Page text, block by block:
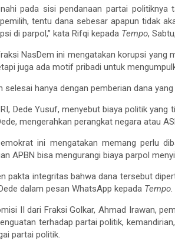
pada sisi pendanaan partai politiknya
tentu dana sebesar apapun tidak
di parpol,” kata Rifqi kepada Tempo,
NasDem ini mengatakan korupsi
juga ada motif pribadi untuk
selesai hanya dengan pemberian dana
Dede Yusuf, menyebut biaya politik
mengerahkan perangkat negara atau
ini mengatakan memang perlu
APBN bisa mengurangi biaya parpol
pakta integritas bahwa dana tersebut
dalam pesan WhatsApp kepada Tempo.
II dari Fraksi Golkar, Ahmad Irawan,
terhadap partai politik,
partai politik.